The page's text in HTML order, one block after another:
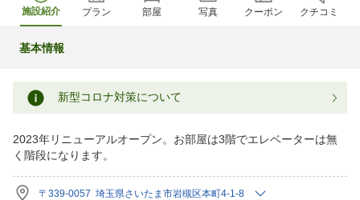
施設紹介 プラン 部屋 写真 クーポン クチコミ
基本情報
新型コロナ対策について
2023年リニューアルオープン。お部屋は3階でエレベーターは無
く階段になります。
〒339-0057 埼玉県さいたま市岩槻区本町4-1-8